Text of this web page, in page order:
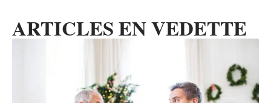
ARTICLES EN VEDETTE